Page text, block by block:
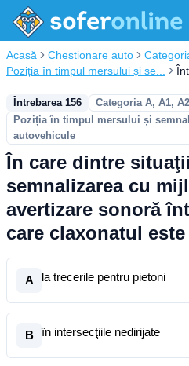
Acasă Chestionare auto
Poziția în timpul mersului și se...
Întrebarea 156
Categoria A, A1,
Poziția în timpul mersului și
autovehicule
În care dintre
semnalizarea cu
avertizare sonoră
care claxonatul
A la trecerile pentru pietoni
B în intersecţiile nedirijate